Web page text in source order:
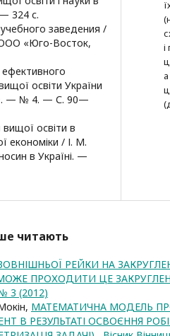
324 с.
заведения /
«Юго-Восток,
освіти України
— № 4. — С. 90—
освіти в
економіки / І. М.
в Україні. —
читають
РЕЙКИ НА
ПРОХОДИТИ ЦЕ
№ 3 (2012)
МАТЕМАТИЧНА МОДЕЛЬ
В РЕЗУЛЬТАТІ ОСВОЄННЯ